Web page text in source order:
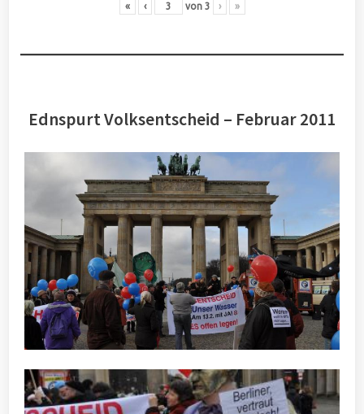
« ‹ von 3 › »
Ednspurt Volksentscheid – Februar 2011